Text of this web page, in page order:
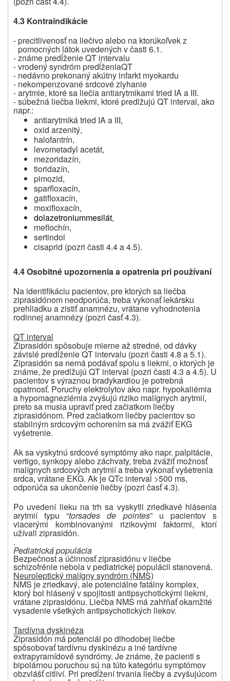
4.3 Kontraindikácie
- precitlivenosť na liečivo alebo na ktorúkoľvek z
pomocných látok uvedených v časti 6.1.
- známe predĺženie QT intervalu
- vrodený syndrómpredĺženiaQT
- nedávno prekonaný akútny infarkt myokardu
- nekompenzované srdcové zlyhanie
- arytmie, ktoré sa liečia antiarytmikami tried IA a III.
- súbežná liečba liekmi, ktoré predlžujú QT interval, ako
napr.:
antiarytmiká tried IA a III,
oxid arzenitý,
halofantrín,
levometadyl acetát,
mezoridazín,
tioridazín,
pimozid,
sparfloxacín,
gatifloxacín,
moxifloxacín,
dolazetroniummesilát,
meflochín,
sertindol
cisaprid (pozri časti 4.4 a 4.5).
4.4 Osobitné upozornenia a opatrenia pri používaní
Na identifikáciu pacientov, pre ktorých sa liečba
ziprasidónom neodporúča, treba vykonať lekársku
prehliadku a zistiť anamnézu, vrátane vyhodnotenia
rodinnej anamnézy (pozri časť 4.3).
QT interval
Ziprasidón spôsobuje mierne až stredné, od dávky
závislé predĺženie QT intervalu (pozri časti 4.8 a 5.1).
Ziprasidón sa nemá podávať spolu s liekmi, o ktorých je
známe, že predlžujú QT interval (pozri časti 4.3 a 4.5). U
pacientov s výraznou bradykardiou je potrebná
opatrnosť. Poruchy elektrolytov ako napr. hypokaliémia
a hypomagneziémia zvyšujú riziko malígnych arytmií,
preto sa musia upraviť pred začiatkom liečby
ziprasidónom. Pred začiatkom liečby pacientov so
stabilným srdcovým ochorením sa má zvážiť EKG
vyšetrenie.
Ak sa vyskytnú srdcové symptómy ako napr. palpitácie,
vertigo, synkopy alebo záchvaty, treba zvážiť možnosť
malígnych srdcových arytmií a treba vykonať vyšetrenia
srdca, vrátane EKG. Ak je QTc interval >500 ms,
odporúča sa ukončenie liečby (pozri časť 4.3).
Po uvedení lieku na trh sa vyskytli zriedkavé hlásenia
arytmií typu “torsades de pointes” u pacientov s
viacerými kombinovanými rizikovými faktormi, ktorí
užívali ziprasidón.
.
Pediatrická populácia
Bezpečnost a účinnosť ziprasidónu v liečbe
schizofrénie nebolav pediatrickej populácii stanovená.
Neuroleptický malígny syndróm (NMS)
NMS je zriedkavý, ale potenciálne fatálny komplex,
ktorý bol hlásený v spojitosti antipsychotickými liekmi,
vrátane ziprasidónu. Liečba NMS má zahŕňať okamžité
vysadenie všetkých antipsychotických liekov.
Tardívna dyskinéza
Ziprasidón má potenciál po dlhodobej liečbe
spôsobovať tardívnu dyskinézu a iné tardívne
extrapyramídové syndrómy. Je známe, že pacienti s
bipolárnou poruchou sú na túto kategóriu symptómov
obzvlášť citliví. Pri predĺžení trvania liečby a zvyšujúcom